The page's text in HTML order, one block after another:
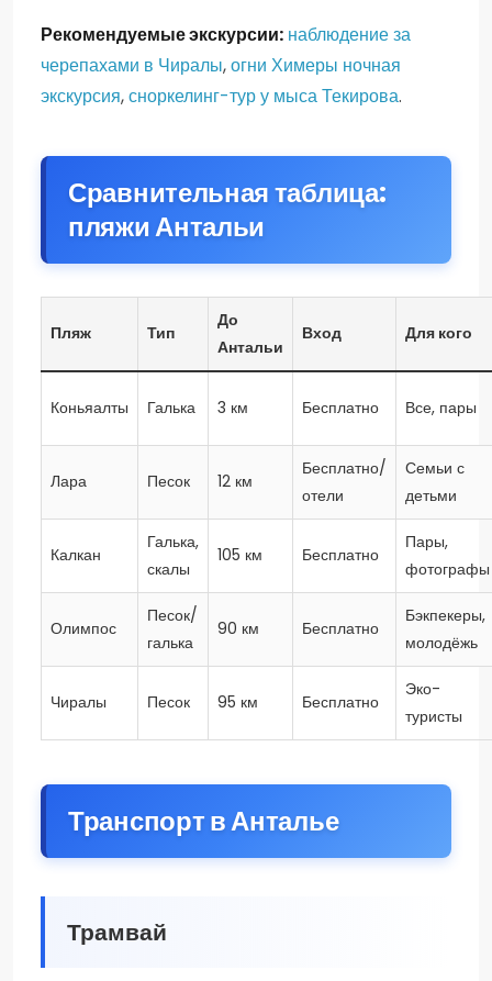
Рекомендуемые экскурсии: наблюдение за
черепахами в Чиралы,огни Химеры ночная
экскурсия,сноркелинг-тур у мыса Текирова.
Сравнительная таблица:
пляжи Антальи
Пляж Тип
До
Антальи
Вход Для кого
Коньяалты Галька 3 км Бесплатно Все, пары
Лара Песок 12 км
Бесплатно/
отели
Семьи с
детьми
Калкан
Галька,
скалы
105 км Бесплатно
Пары,
фотографы
Олимпос
Песок/
галька
90 км Бесплатно
Бэкпекеры,
молодёжь
Чиралы Песок 95 км Бесплатно
Эко-
туристы
Транспорт в Анталье
Трамвай